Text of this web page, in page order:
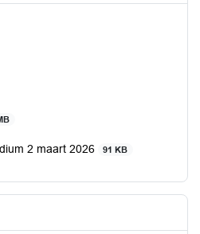
2 maart 2026 91 KB